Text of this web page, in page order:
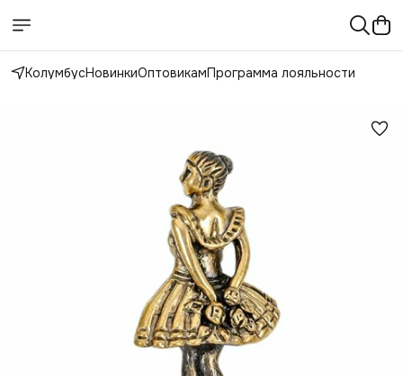
КолумбусНовинкиОптовикамПрограмма лояльности